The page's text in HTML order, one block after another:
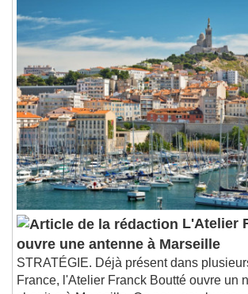
L'Atelier
ouvre une antenne à Marseille
STRATÉGIE. Déjà présent dans
France, l'Atelier Franck Boutté ouvre un